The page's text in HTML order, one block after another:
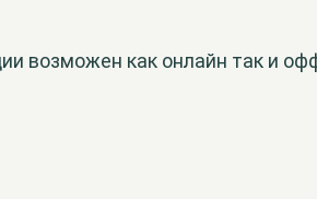
возможен как онлайн так и